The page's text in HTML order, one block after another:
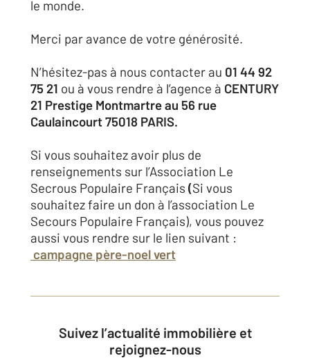
le monde.
Merci par avance de votre générosité.
N’hésitez-pas à nous contacter au 01 44 92
75 21 ou à vous rendre à l’agence à CENTURY
21 Prestige Montmartre au 56 rue
Caulaincourt 75018 PARIS.
Si vous souhaitez avoir plus de
renseignements sur l’Association Le
Secrous Populaire Français (Si vous
souhaitez faire un don à l’association Le
Secours Populaire Français), vous pouvez
aussi vous rendre sur le lien suivant :
campagne père-noel vert
Suivez l’actualité immobilière et
rejoignez-nous